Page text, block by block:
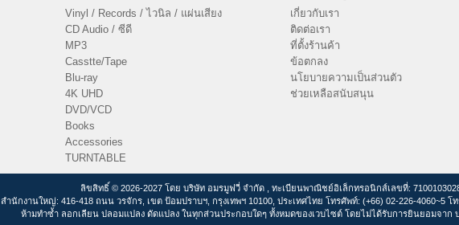
Vinyl / Records / ไวนิล / แผ่นเสียง
CD Audio / ซีดี
MP3
Casstte/Tape
Blu-ray
4K UHD
DVD/VCD
Books
Accessories
TURNTABLE
เกี่ยวกับเรา
ติดต่อเรา
ที่ตั้งร้านค้า
ข้อตกลง
นโยบายความเป็นส่วนตัว
ช่วยเหลือสนับสนุน
ลิขสิทธิ์ © 2026-2027 โดย บริษัท อมรมูฟวี่ จำกัด , ทะเบียนพาณิชย์อิเล็กทรอนิกส์เลขที่:
สำนักงานใหญ่: 416-418 ถนน วรจักร, เขต ป้อมปราบฯ, กรุงเทพฯ 10100, ประเทศไทย โทรศัพท์: (+66) 02-226-4060~5 โท
ห้ามทำซ้ำ ลอกเลียน ปลอมแปลง ดัดแปลง ในทุกส่วนประกอบใดๆ ทั้งหมดของเวบไซต์ โดยไม่ได้รับการยินยอมจาก